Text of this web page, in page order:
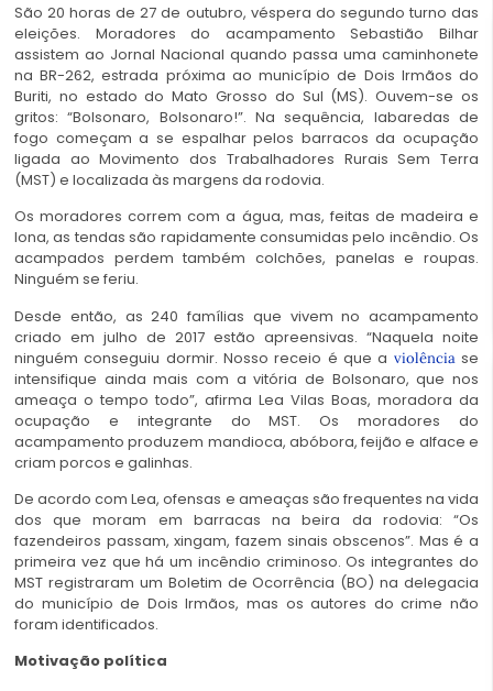
São 20 horas de 27 de outubro, véspera do segundo turno das
eleições. Moradores do acampamento Sebastião Bilhar
assistem ao Jornal Nacional quando passa uma caminhonete
na BR-262, estrada próxima ao município de Dois Irmãos do
Buriti, no estado do Mato Grosso do Sul (MS). Ouvem-se os
gritos: “Bolsonaro, Bolsonaro!”. Na sequência, labaredas de
fogo começam a se espalhar pelos barracos da ocupação
ligada ao Movimento dos Trabalhadores Rurais Sem Terra
(MST) e localizada às margens da rodovia.
Os moradores correm com a água, mas, feitas de madeira e
lona, as tendas são rapidamente consumidas pelo incêndio. Os
acampados perdem também colchões, panelas e roupas.
Ninguém se feriu.
Desde então, as 240 famílias que vivem no acampamento
criado em julho de 2017 estão apreensivas. “Naquela noite
ninguém conseguiu dormir. Nosso receio é que a violênciase
intensifique ainda mais com a vitória de Bolsonaro, que nos
ameaça o tempo todo”, afirma Lea Vilas Boas, moradora da
ocupação e integrante do MST. Os moradores do
acampamento produzem mandioca, abóbora, feijão e alface e
criam porcos e galinhas.
De acordo com Lea, ofensas e ameaças são frequentes na vida
dos que moram em barracas na beira da rodovia: “Os
fazendeiros passam, xingam, fazem sinais obscenos”. Mas é a
primeira vez que há um incêndio criminoso. Os integrantes do
MST registraram um Boletim de Ocorrência (BO) na delegacia
do município de Dois Irmãos, mas os autores do crime não
foram identificados.
Motivação política